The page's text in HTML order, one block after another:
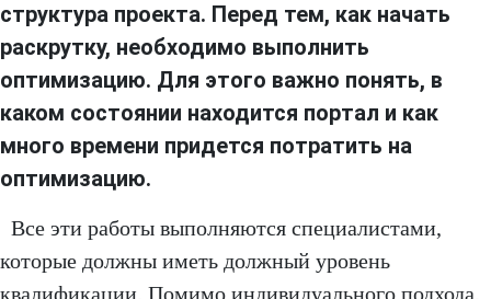
структура проекта. Перед тем, как начать
раскрутку, необходимо выполнить
оптимизацию. Для этого важно понять, в
каком состоянии находится портал и как
много времени придется потратить на
оптимизацию.
Все эти работы выполняются специалистами,
которые должны иметь должный уровень
квалификации. Помимо индивидуального подхода,